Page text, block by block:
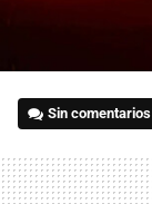
Sin comentarios